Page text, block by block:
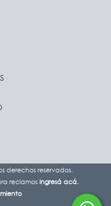
derechos reservados.
reclamosingresá acá.